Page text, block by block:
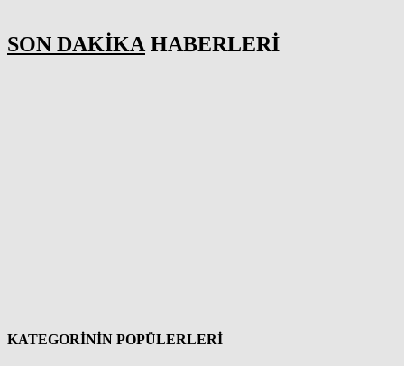
SON DAKİKA HABERLERİ
KATEGORİNİN POPÜLERLERİ